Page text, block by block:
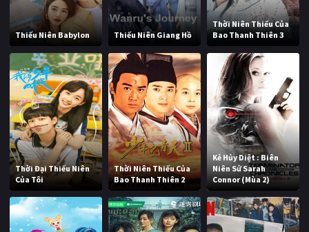
Thiếu Niên Babylon Thiếu Niên Giang Hồ
Thời Niên Thiếu Của
Bao Thanh Thiên 3
Thời Đại Thiếu Niên
Của Tôi
Thời Niên Thiếu Của
Bao Thanh Thiên 2
Kẻ Hủy Diệt : Biên
Niên Sử Sarah
Connor (Mùa 2)